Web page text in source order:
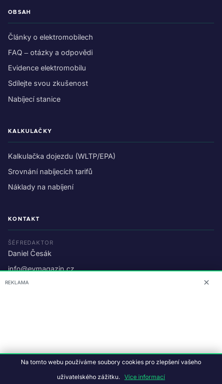
OBSAH
Články o elektromobilech
FAQ – otázky a odpovědi
Evidence elektromobilu
Sdílejte svou zkušenost
Nabíjecí stanice
KALKULAČKY
Kalkulačka dojezdu (WLTP/EPA)
Srovnání nabíjecích tarifů
Náklady na nabíjení
KONTAKT
ŠÉFREDAKTOR
Daniel Česák
info@evmagazin.cz
O nás
© 2026 EV Magazin.Podmínky a ochrana dat.
Studiografix
REKLAMA ✕
Na tomto webu používáme soubory cookies pro zlepšení vašeho
uživatelského zážitku. Více informací